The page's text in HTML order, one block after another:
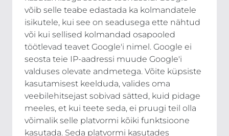
võib selle teabe edastada ka kolmandatele
isikutele, kui see on seadusega ette nähtud
või kui sellised kolmandad osapooled
töötlevad teavet Google'i nimel. Google ei
seosta teie IP-aadressi muude Google'i
valduses olevate andmetega. Võite küpsiste
kasutamisest keelduda, valides oma
veebilehitsejast sobivad sätted, kuid pidage
meeles, et kui teete seda, ei pruugi teil olla
võimalik selle platvormi kõiki funktsioone
kasutada. Seda platvormi kasutades